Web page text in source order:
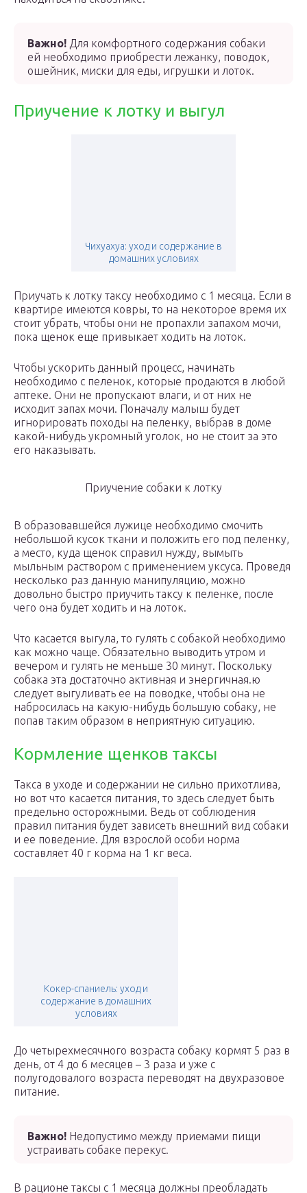
Важно! Для комфортного содержания собаки
ей необходимо приобрести лежанку, поводок,
ошейник, миски для еды, игрушки и лоток.
Приучение к лотку и выгул
Чихуахуа: уход и содержание в
домашних условиях
Приучать к лотку таксу необходимо с 1 месяца. Если в
квартире имеются ковры, то на некоторое время их
стоит убрать, чтобы они не пропахли запахом мочи,
пока щенок еще привыкает ходить на лоток.
Чтобы ускорить данный процесс, начинать
необходимо с пеленок, которые продаются в любой
аптеке. Они не пропускают влаги, и от них не
исходит запах мочи. Поначалу малыш будет
игнорировать походы на пеленку, выбрав в доме
какой-нибудь укромный уголок, но не стоит за это
его наказывать.
Приучение собаки к лотку
В образовавшейся лужице необходимо смочить
небольшой кусок ткани и положить его под пеленку,
а место, куда щенок справил нужду, вымыть
мыльным раствором с применением уксуса. Проведя
несколько раз данную манипуляцию, можно
довольно быстро приучить таксу к пеленке, после
чего она будет ходить и на лоток.
Что касается выгула, то гулять с собакой необходимо
как можно чаще. Обязательно выводить утром и
вечером и гулять не меньше 30 минут. Поскольку
собака эта достаточно активная и энергичная.ю
следует выгуливать ее на поводке, чтобы она не
набросилась на какую-нибудь большую собаку, не
попав таким образом в неприятную ситуацию.
Кормление щенков таксы
Такса в уходе и содержании не сильно прихотлива,
но вот что касается питания, то здесь следует быть
предельно осторожными. Ведь от соблюдения
правил питания будет зависеть внешний вид собаки
и ее поведение. Для взрослой особи норма
составляет 40 г корма на 1 кг веса.
Кокер-спаниель: уход и
содержание в домашних
условиях
До четырехмесячного возраста собаку кормят 5 раз в
день, от 4 до 6 месяцев – 3 раза и уже с
полугодовалого возраста переводят на двухразовое
питание.
Важно! Недопустимо между приемами пищи
устраивать собаке перекус.
В рационе таксы с 1 месяца должны преобладать